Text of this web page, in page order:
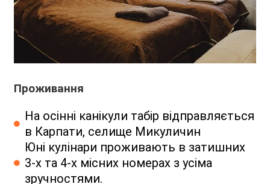
Проживання
На осінні канікули табір відправляється
в Карпати, селище Микуличин
Юні кулінари проживають в затишних
3-х та 4-х місних номерах з усіма
зручностями.